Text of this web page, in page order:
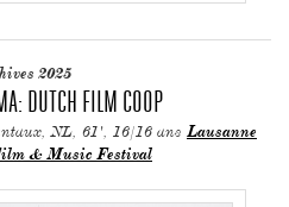
2025
DUTCH FILM COOP
NL, 61', 16/16 ans Lausanne
& Music Festival